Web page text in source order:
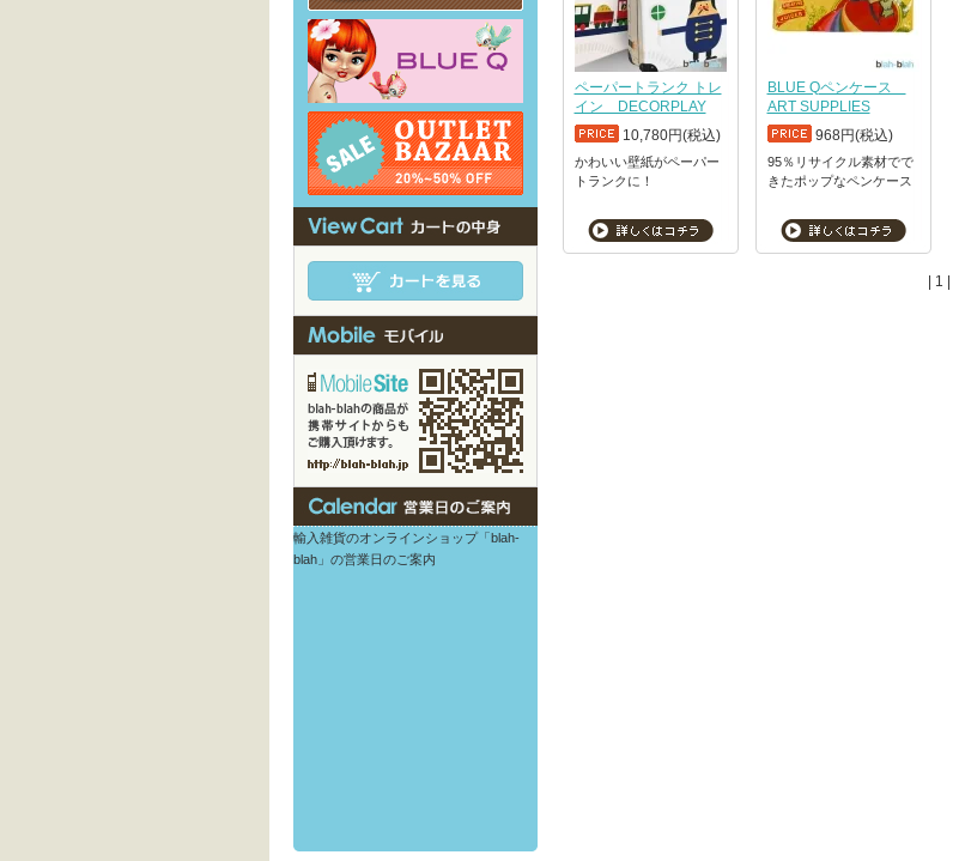
ペーパートランク トレ
イン DECORPLAY
10,780円(税込)
かわいい壁紙がペーパー
トランクに！
BLUE Qペンケース
ART SUPPLIES
968円(税込)
95％リサイクル素材でで
きたポップなペンケース
| 1 |
輸入雑貨のオンラインショップ「blah-
blah」の営業日のご案内